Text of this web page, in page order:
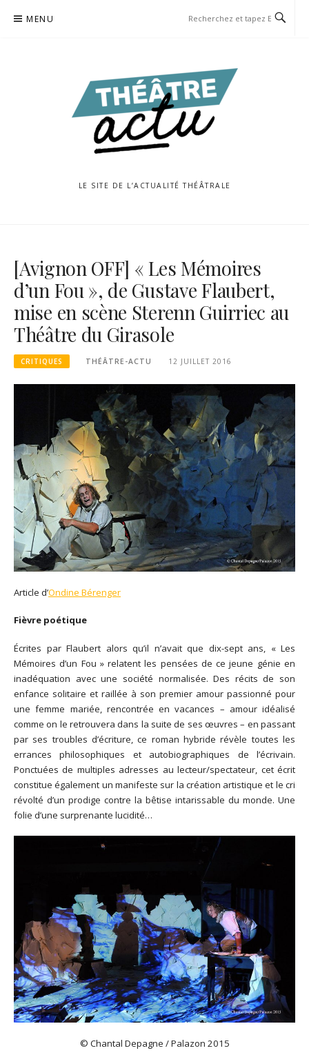
MENU
LE SITE DE L’ACTUALITÉ THÉÂTRALE
[Avignon OFF] « Les Mémoires
d’un Fou », de Gustave Flaubert,
mise en scène Sterenn Guirriec au
Théâtre du Girasole
CRITIQUES THÉÂTRE-ACTU 12 JUILLET 2016
Article d’Ondine Bérenger
Fièvre poétique
Écrites par Flaubert alors qu’il n’avait que dix-sept ans, « Les
Mémoires d’un Fou » relatent les pensées de ce jeune génie en
inadéquation avec une société normalisée. Des récits de son
enfance solitaire et raillée à son premier amour passionné pour
une femme mariée, rencontrée en vacances – amour idéalisé
comme on le retrouvera dans la suite de ses œuvres – en passant
par ses troubles d’écriture, ce roman hybride révèle toutes les
errances philosophiques et autobiographiques de l’écrivain.
Ponctuées de multiples adresses au lecteur/spectateur, cet écrit
constitue également un manifeste sur la création artistique et le cri
révolté d’un prodige contre la bêtise intarissable du monde. Une
folie d’une surprenante lucidité…
© Chantal Depagne / Palazon 2015